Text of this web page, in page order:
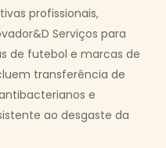
profissionais,
Serviços para
de futebol e marcas de
transferência de
e
ao desgaste da